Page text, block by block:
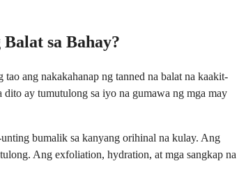
sa Bahay?
ang nakakahanap ng tanned na balat na kaakit-
dito ay tumutulong sa iyo na gumawa ng mga may
bumalik sa kanyang orihinal na kulay. Ang
Ang exfoliation, hydration, at mga sangkap na